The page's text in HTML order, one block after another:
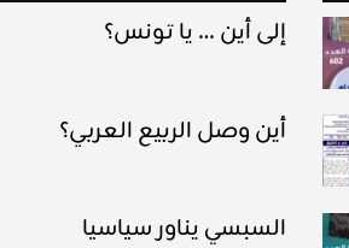
إلى أين … يا تونس؟
أين وصل الربيع العربي؟
السبسي يناور سياسيا